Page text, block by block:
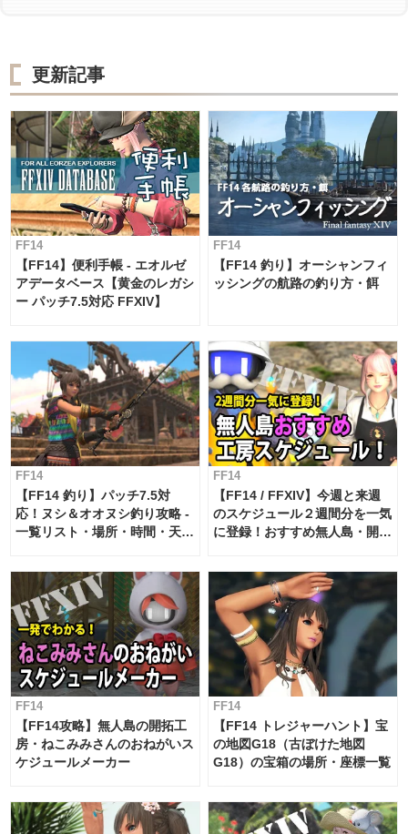
更新記事
FF14
【FF14】便利手帳 - エオルゼ
アデータベース【黄金のレガシ
ー パッチ7.5対応 FFXIV】
FF14
【FF14 釣り】オーシャンフィ
ッシングの航路の釣り方・餌
FF14
【FF14 釣り】パッチ7.5対
応！ヌシ＆オオヌシ釣り攻略 -
一覧リスト・場所・時間・天
FF14
【FF14 / FFXIV】今週と来週
のスケジュール２週間分を一気
に登録！おすすめ無人島・開拓
FF14
【FF14攻略】無人島の開拓工
房・ねこみみさんのおねがいス
ケジュールメーカー
FF14
【FF14 トレジャーハント】宝
の地図G18（古ぼけた地図
G18）の宝箱の場所・座標一覧